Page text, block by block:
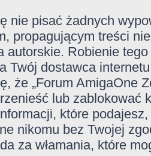
nie pisać żadnych
propagującym treści
autorskie. Robienie
Twój dostawca
że „Forum AmigaOne
lub zablokować
które
nikomu bez Twojej
za włamania, które